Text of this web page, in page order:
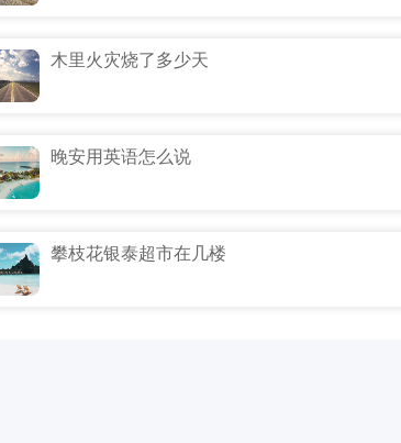
木里火灾烧了多少天
晚安用英语怎么说
攀枝花银泰超市在几楼